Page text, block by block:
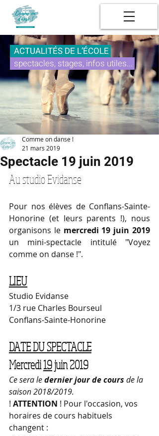
ACTUALITÉS DE L’ÉCOLE
spectacles, stages, infos utiles...
Spectacle 19 juin 2019
Comme on danse !
21 mars 2019
Au studio Evidanse
Pour nos élèves de Conflans-Sainte-
Honorine (et leurs parents !), nous
organisons le
un mini-spectacle intitulé "Voyez
comme on danse !".
LIEU
Studio Evidanse
1/3 rue Charles Bourseul
Conflans-Sainte-Honorine
DATE DU SPECTACLE
Mercredi 19 juin 2019
Ce sera le dernier jour de cours de la
saison 2018/2019.
! ATTENTION ! Pour l'occasion, vos
horaires de cours habituels
changent :